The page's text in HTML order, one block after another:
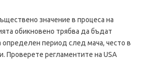
значение в процеса на
обикновено трябва да бъдат
период след мача, често в
Проверете регламентите на USA